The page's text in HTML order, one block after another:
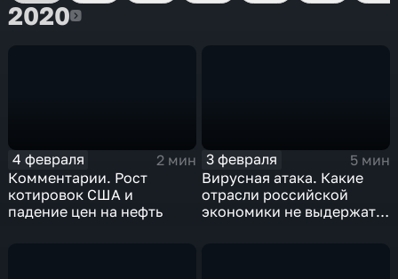
20202020
4 февраля
2 мин
Комментарии. Рост
котировок США и
падение цен на нефть
3 февраля
5 мин
Вирусная атака. Какие
отрасли российской
экономики не выдержат